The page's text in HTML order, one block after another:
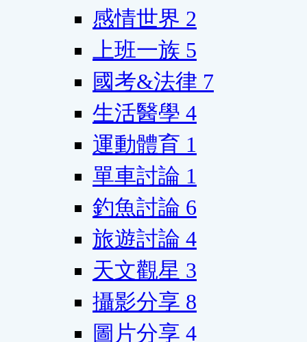
感情世界 2
上班一族 5
國考&法律 7
生活醫學 4
運動體育 1
單車討論 1
釣魚討論 6
旅遊討論 4
天文觀星 3
攝影分享 8
圖片分享 4